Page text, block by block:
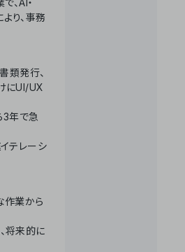
り、事務
類発行、
にUI/UX
年で急
テレーシ
作業から
将来的に